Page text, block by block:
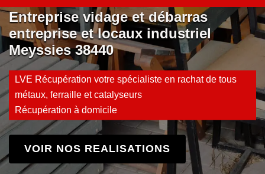
Entreprise vidage et débarras
entreprise et locaux industriel
Meyssies 38440
LVE Récupération votre spécialiste en rachat de tous
métaux, ferraille et catalyseurs
Récupération à domicile
VOIR NOS REALISATIONS